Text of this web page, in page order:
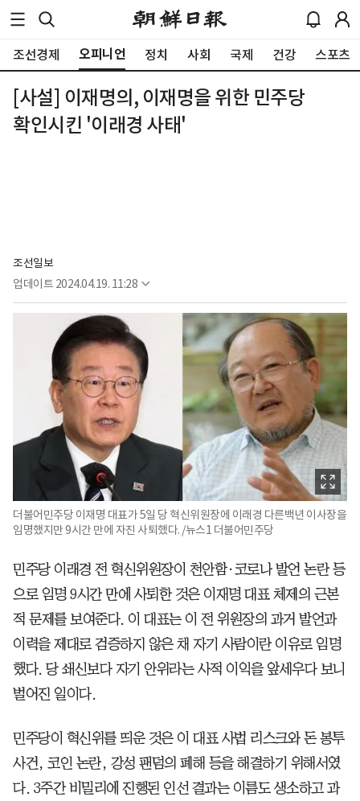
조선경제 오피니언 정치 사회 국제 건강 스포츠
[사설] 이재명의, 이재명을 위한 민주당
확인시킨 '이래경 사태'
조선일보
업데이트 2024.04.19. 11:28
더불어민주당 이재명 대표가 5일 당 혁신위원장에 이래경 다른백년 이사장을
임명했지만 9시간 만에 자진 사퇴했다. /뉴스1 더불어민주당
민주당 이래경 전 혁신위원장이 천안함·코로나 발언 논란 등
으로 임명 9시간 만에 사퇴한 것은 이재명 대표 체제의 근본
적 문제를 보여준다. 이 대표는 이 전 위원장의 과거 발언과
이력을 제대로 검증하지 않은 채 자기 사람이란 이유로 임명
했다. 당 쇄신보다 자기 안위라는 사적 이익을 앞세우다 보니
벌어진 일이다.
민주당이 혁신위를 띄운 것은 이 대표 사법 리스크와 돈 봉투
사건, 코인 논란, 강성 팬덤의 폐해 등을 해결하기 위해서였
다. 3주간 비밀리에 진행된 인선 결과는 이름도 생소하고 과